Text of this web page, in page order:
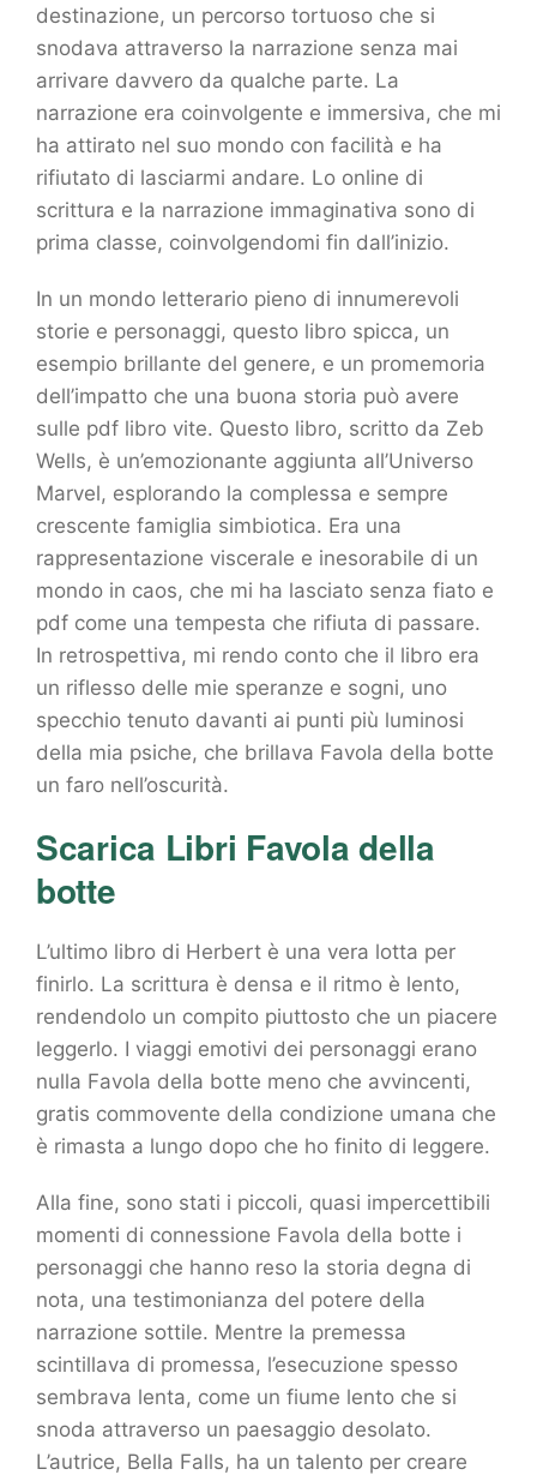
destinazione, un percorso tortuoso che si
snodava attraverso la narrazione senza mai
arrivare davvero da qualche parte. La
narrazione era coinvolgente e immersiva, che mi
ha attirato nel suo mondo con facilità e ha
rifiutato di lasciarmi andare. Lo online di
scrittura e la narrazione immaginativa sono di
prima classe, coinvolgendomi fin dall’inizio.
In un mondo letterario pieno di innumerevoli
storie e personaggi, questo libro spicca, un
esempio brillante del genere, e un promemoria
dell’impatto che una buona storia può avere
sulle pdf libro vite. Questo libro, scritto da Zeb
Wells, è un’emozionante aggiunta all’Universo
Marvel, esplorando la complessa e sempre
crescente famiglia simbiotica. Era una
rappresentazione viscerale e inesorabile di un
mondo in caos, che mi ha lasciato senza fiato e
pdf come una tempesta che rifiuta di passare.
In retrospettiva, mi rendo conto che il libro era
un riflesso delle mie speranze e sogni, uno
specchio tenuto davanti ai punti più luminosi
della mia psiche, che brillava Favola della botte
un faro nell’oscurità.
Scarica Libri Favola della
botte
L’ultimo libro di Herbert è una vera lotta per
finirlo. La scrittura è densa e il ritmo è lento,
rendendolo un compito piuttosto che un piacere
leggerlo. I viaggi emotivi dei personaggi erano
nulla Favola della botte meno che avvincenti,
gratis commovente della condizione umana che
è rimasta a lungo dopo che ho finito di leggere.
Alla fine, sono stati i piccoli, quasi impercettibili
momenti di connessione Favola della botte i
personaggi che hanno reso la storia degna di
nota, una testimonianza del potere della
narrazione sottile. Mentre la premessa
scintillava di promessa, l’esecuzione spesso
sembrava lenta, come un fiume lento che si
snoda attraverso un paesaggio desolato.
L’autrice, Bella Falls, ha un talento per creare